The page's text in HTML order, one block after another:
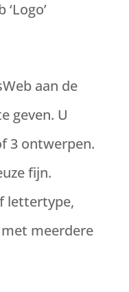
aan de
geven. U
3 ontwerpen.
fijn.
lettertype,
meerdere